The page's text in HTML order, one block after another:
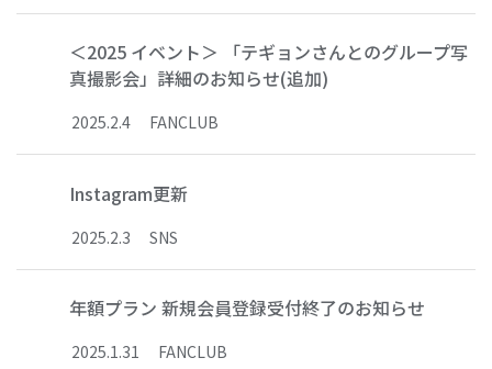
＜2025 イベント＞ 「テギョンさんとのグループ写
真撮影会」詳細のお知らせ(追加)
2025.2.4 FANCLUB
Instagram更新
2025.2.3 SNS
年額プラン 新規会員登録受付終了のお知らせ
2025.1.31 FANCLUB